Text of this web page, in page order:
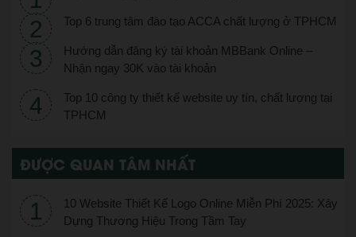
Top 6 trung tâm đào tạo ACCA chất lượng ở TPHCM
Hướng dẫn đăng ký tài khoản MBBank Online –
Nhận ngay 30K vào tài khoản
Top 10 công ty thiết kế website uy tín, chất lượng tại
TPHCM
ĐƯỢC QUAN TÂM NHẤT
10 Website Thiết Kế Logo Online Miễn Phí 2025: Xây
Dựng Thương Hiệu Trong Tầm Tay